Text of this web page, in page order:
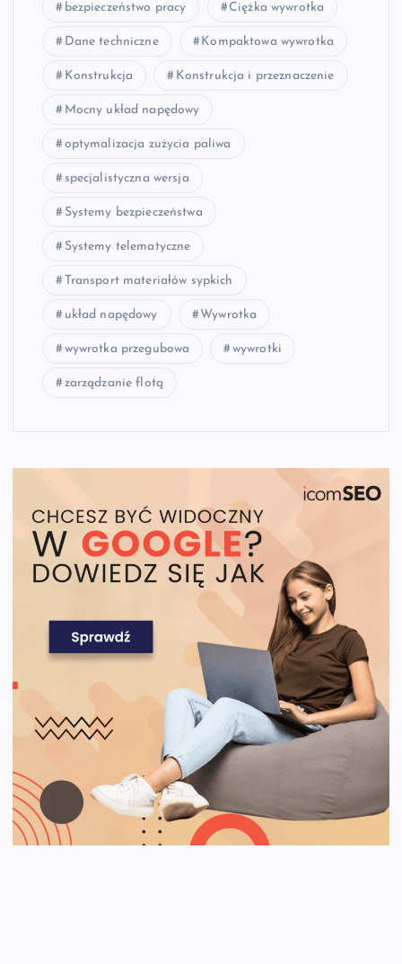
bezpieczeństwo pracy Ciężka wywrotka
Dane techniczne Kompaktowa wywrotka
Konstrukcja Konstrukcja i przeznaczenie
Mocny układ napędowy
optymalizacja zużycia paliwa
specjalistyczna wersja
Systemy bezpieczeństwa
Systemy telematyczne
Transport materiałów sypkich
układ napędowy Wywrotka
wywrotka przegubowa wywrotki
zarządzanie flotą